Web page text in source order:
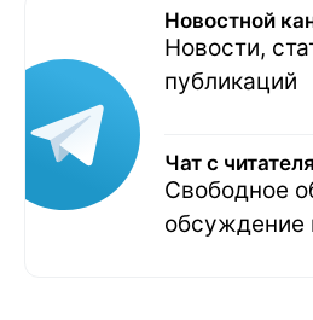
Новостной
Новости,
публикаций
Чат с
Свободное
обсуждение